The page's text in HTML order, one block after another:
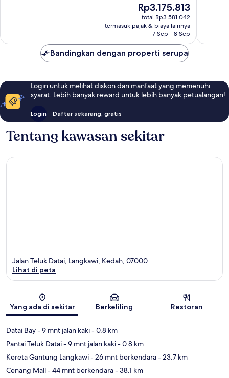
Harga
sekarang
Rp3.175.813
Rp3.175.813
total Rp3.581.042
termasuk pajak & biaya lainnya
7 Sep - 8 Sep
Bandingkan dengan properti serupa
Login untuk melihat diskon dan manfaat yang memenuhi
syarat. Lebih banyak reward untuk lebih banyak petualangan!
Login Daftar sekarang, gratis
Tentang kawasan sekitar
Peta
Jalan Teluk Datai, Langkawi, Kedah, 07000
Lihat di peta
Yang ada di sekitar Berkeliling Restoran
Datai Bay- 9 mnt jalan kaki- 0.8 km
Pantai Teluk Datai- 9 mnt jalan kaki- 0.8 km
Kereta Gantung Langkawi- 26 mnt berkendara- 23.7 km
Cenang Mall- 44 mnt berkendara- 38.1 km